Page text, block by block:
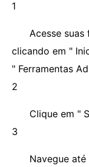
1
Acesse
clicando em "
" Ferramentas
2
Clique em "
3
Navegue